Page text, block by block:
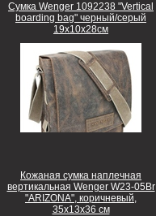
Сумка Wenger 1092238 "Vertical
boarding bag" черный/серый
19х10х28см
Кожаная сумка наплечная
вертикальная Wenger W23-05Br
"ARIZONA", коричневый,
35х13х36 см